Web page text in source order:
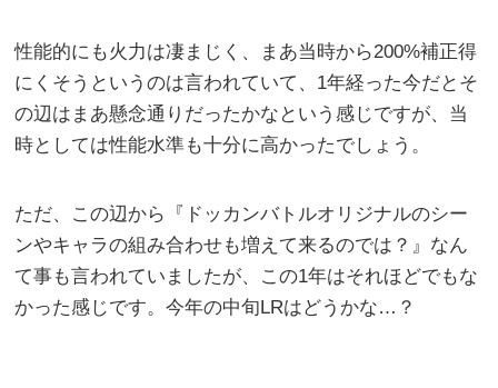
性能的にも火力は凄まじく、まあ当時から200%補正得
にくそうというのは言われていて、1年経った今だとそ
の辺はまあ懸念通りだったかなという感じですが、当
時としては性能水準も十分に高かったでしょう。
ただ、この辺から『ドッカンバトルオリジナルのシー
ンやキャラの組み合わせも増えて来るのでは？』なん
て事も言われていましたが、この1年はそれほどでもな
かった感じです。今年の中旬LRはどうかな…？